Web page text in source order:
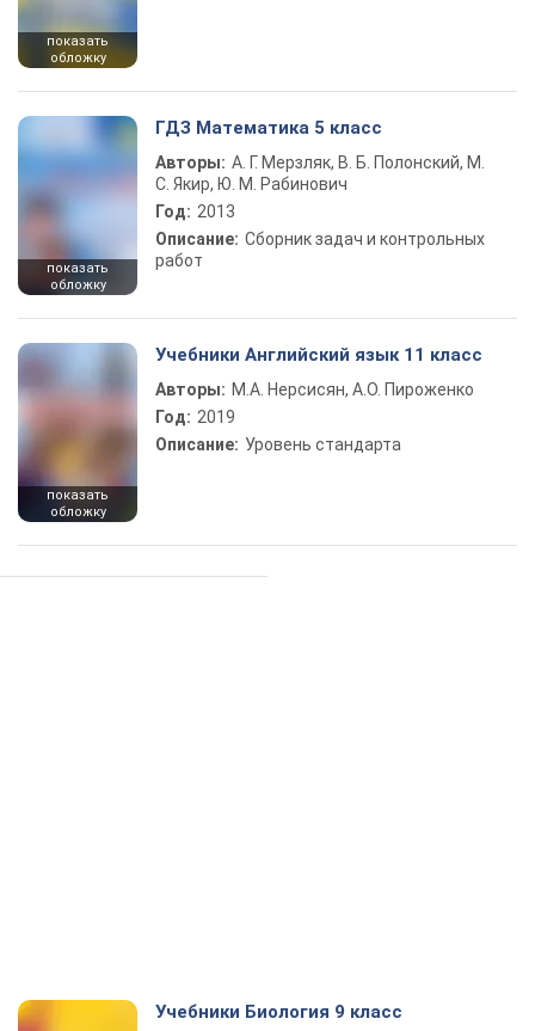
показать
обложку
показать
обложку
ГДЗ Математика 5 класс
Авторы: А. Г. Мерзляк, В. Б. Полонский, М.
С. Якир, Ю. М. Рабинович
Год: 2013
Описание: Сборник задач и контрольных
работ
показать
обложку
Учебники Английский язык 11 класс
Авторы: М.А. Нерсисян, А.О. Пироженко
Год: 2019
Описание: Уровень стандарта
Учебники Биология 9 класс